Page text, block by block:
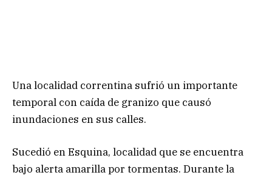
Una localidad correntina sufrió un importante
temporal con caída de granizo que causó
inundaciones en sus calles.
Sucedió en Esquina, localidad que se encuentra
bajo alerta amarilla por tormentas. Durante la